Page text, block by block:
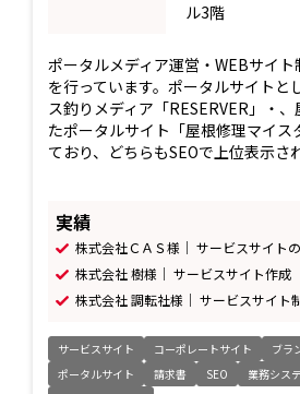
ル3階
ポータルメディア運営・WEBサイ
を行っています。ポータルサイトと
ス釣りメディア「RESERVER」・
たポータルサイト「屋根修理マイス
ており、どちらもSEOで上位表示さ
実績
株式会社ＣＡＳ様｜ サービスサイト
株式会社 樹様｜ サービスサイト作成
株式会社 調転社様｜ サービスサイト
サービスサイト コーポレートサイト ブラ
ポータルサイト
請求書 SEO 業務シス